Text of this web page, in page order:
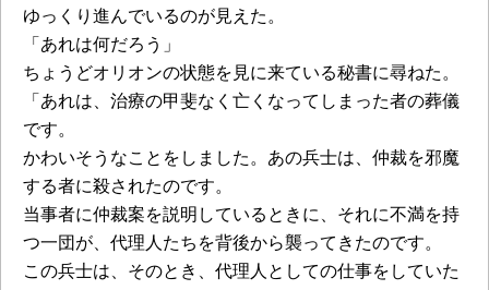
ゆっくり進んでいるのが見えた。
「あれは何だろう」
ちょうどオリオンの状態を見に来ている秘書に尋ねた。
「あれは、治療の甲斐なく亡くなってしまった者の葬儀
です。
かわいそうなことをしました。あの兵士は、仲裁を邪魔
する者に殺されたのです。
当事者に仲裁案を説明しているときに、それに不満を持
つ一団が、代理人たちを背後から襲ってきたのです。
この兵士は、そのとき、代理人としての仕事をしていた